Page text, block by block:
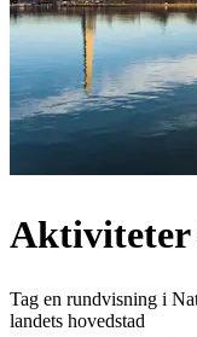
Aktiviteter
Tag en rundvisning i
landets hovedstad